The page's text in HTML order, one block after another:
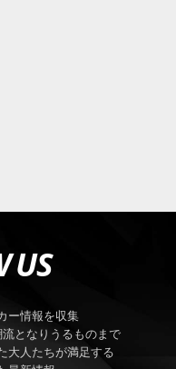
US
ー情報を収集
となりうるものまで
大人たちが満足する